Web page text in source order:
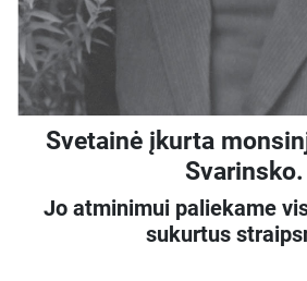
Svetainė įkurta
Svarinsko.
Jo atminimui paliekame
sukurtus